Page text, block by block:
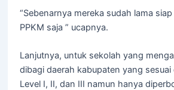
“Sebenarnya mereka sudah lama
PPKM saja ” ucapnya.
Lanjutnya, untuk sekolah yang
dibagi daerah kabupaten yang sesuai
Level I, II, dan III namun hanya